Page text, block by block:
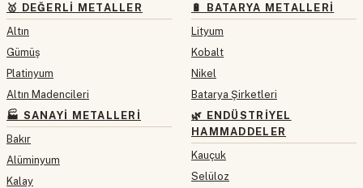
🥇 DEĞERLI METALLER
Altın
Gümüş
Platinyum
Altın Madencileri
🏭 SANAYI METALLERI
Bakır
Alüminyum
Kalay
🔋 BATARYA METALLERI
Lityum
Kobalt
Nikel
Batarya Şirketleri
🌿 ENDÜSTRIYEL
HAMMADDELER
Kauçuk
Selüloz